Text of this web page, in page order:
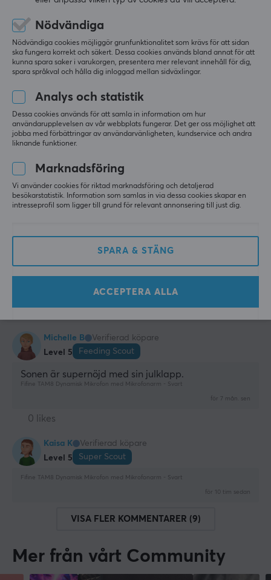
Producentens garanti
2 års garanti
MIKROFON
Typ
Dynamisk
Frekvensomfång
50-16000 Hz
80 dB
Samplingshastighet
44.1k-48k Hz
Kardioid
den vidare
Toppljud, även bra för att spela in ljud
Visa original
0 likes
Jonathan G
PC
VR
Go mick, men kass arm
Go mick, men kass arm. Toleransen i skruvarna har
Michelle B
Verifierad köpare
Level 5
Feeding Scout
Sonen är supernöjd med sin julklapp.
Fifine TAM8 Dynamisk Mikrofon med Mikrofonarm - Svart
för 7 mån. sen
0 likes
Kaisa K
Verifierad köpare
Level 5
Super Scout
Fifine TAM8 Dynamisk Mikrofon med Mikrofonarm - Svart
för 10 tim sedan
VISA FLER KOMMENTARER (9)
Mer från vårt Community
Nödvändiga
Nödvändiga cookies möjliggör grunfunktionalitet som krävs för att sidan
ska fungera korrekt och säkert. Dessa cookies används bland annat för att
kunna spara saker i varukorgen, presentera mer relevant innehåll för dig,
spara språkval och hålla dig inloggad mellan sidväxlingar.
Analys och statistik
Dessa cookies används för att samla in information om hur
användarupplevelsen av vår webbplats fungerar. Det ger oss möjlighet att
jobba med förbättringar av användarvänligheten, kundservice och andra
liknande funktioner.
Marknadsföring
Vi använder cookies för riktad marknadsföring och detaljerad
besökarstatistik. Information som samlas in via dessa cookies skapar en
intresseprofil som ligger till grund för relevant annonsering till just dig.
SPARA & STÄNG
ACCEPTERA ALLA